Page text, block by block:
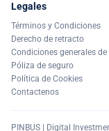
Legales
Términos y Condiciones
Derecho de retracto
Condiciones generales de
Póliza de seguro
Política de Cookies
Contactenos
PINBUS | Digital